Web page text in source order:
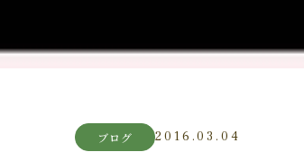
ブログ 2016.03.04